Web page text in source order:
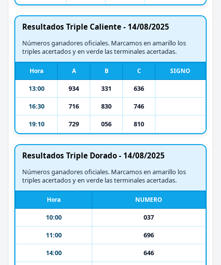
Resultados Triple Caliente - 14/08/2025
Números ganadores oficiales. Marcamos en amarillo los
triples acertados y en verde las terminales acertadas.
Hora A B C SIGNO
13:00 934 331
636
16:30
716 830
746
19:10
729 056 810
Resultados Triple Dorado - 14/08/2025
Números ganadores oficiales. Marcamos en amarillo los
triples acertados y en verde las terminales acertadas.
Hora NUMERO
10:00
037
11:00
696
14:00
646